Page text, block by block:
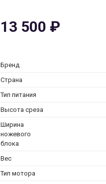
13 500 ₽
Бренд
Страна
Тип питания
Высота среза
Ширина
ножевого
блока
Вес
Тип мотора